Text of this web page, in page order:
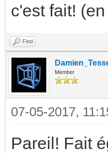
c'est fait!
Find
Member
07-05-2017,
Pareil! Fait